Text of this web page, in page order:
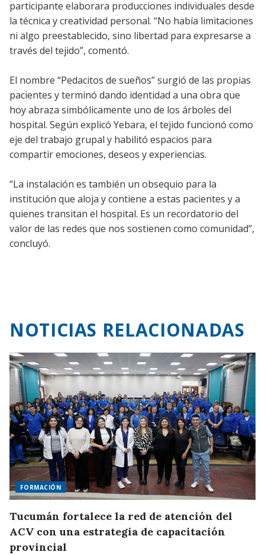
participante elaborara producciones individuales desde
la técnica y creatividad personal. “No había limitaciones
ni algo preestablecido, sino libertad para expresarse a
través del tejido”, comentó.
El nombre “Pedacitos de sueños” surgió de las propias
pacientes y terminó dando identidad a una obra que
hoy abraza simbólicamente uno de los árboles del
hospital. Según explicó Yebara, el tejido funcionó como
eje del trabajo grupal y habilitó espacios para
compartir emociones, deseos y experiencias.
“La instalación es también un obsequio para la
institución que aloja y contiene a estas pacientes y a
quienes transitan el hospital. Es un recordatorio del
valor de las redes que nos sostienen como comunidad”,
concluyó.
NOTICIAS RELACIONADAS
FORMACIÓN
Tucumán fortalece la red de atención del
ACV con una estrategia de capacitación
provincial